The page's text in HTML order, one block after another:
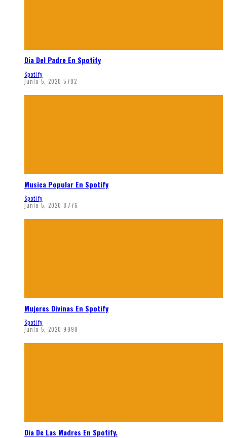
Dia Del Padre En Spotify
Spotify
junio 5, 2020 5702
Musica Popular En Spotify
Spotify
junio 5, 2020 8776
Mujeres Divinas En Spotify
Spotify
junio 5, 2020 9090
Dia De Las Madres En Spotify.